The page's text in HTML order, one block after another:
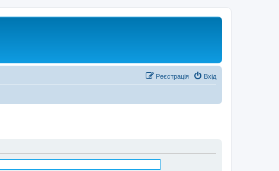
Вхід
Реєстрація